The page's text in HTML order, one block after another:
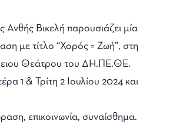
Ανθής Βικελή παρουσιάζει μία
με τίτλο “Χορός = Ζωή”, στη
Θεάτρου του ΔΗ.ΠΕ.ΘΕ.
1 & Τρίτη 2 Ιουλίου 2024 και
επικοινωνία, συναίσθημα.